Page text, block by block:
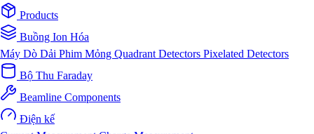
Products
Buồng Ion Hóa
Máy Dò Dải Phim Mỏng Quadrant Detectors Pixelated Detectors
Bộ Thu Faraday
Beamline Components
Điện kế